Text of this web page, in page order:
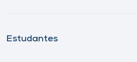
Estudantes